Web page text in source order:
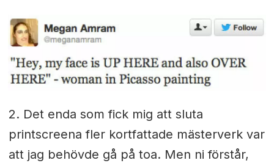
2. Det enda som fick mig att sluta
printscreena fler kortfattade mästerverk var
att jag behövde gå på toa. Men ni förstår,